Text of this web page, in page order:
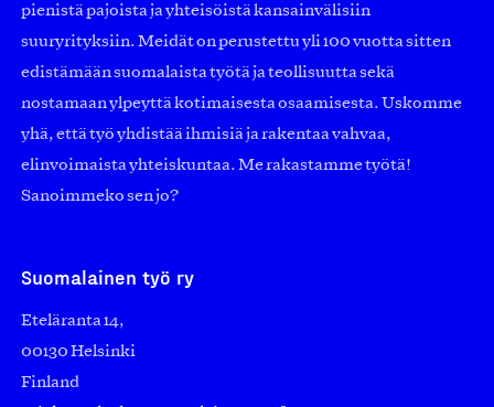
pienistä pajoista ja yhteisöistä kansainvälisiin
suuryrityksiin. Meidät on perustettu yli 100 vuotta sitten
edistämään suomalaista työtä ja teollisuutta sekä
nostamaan ylpeyttä kotimaisesta osaamisesta. Uskomme
yhä, että työ yhdistää ihmisiä ja rakentaa vahvaa,
elinvoimaista yhteiskuntaa. Me rakastamme työtä!
Sanoimmeko sen jo?
Suomalainen työ ry
Eteläranta 14,
00130 Helsinki
Finland